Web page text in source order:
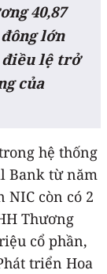
40,87
lớn
điều lệ trở
của
hệ thống
Bank từ năm
NIC còn có 2
Thương
cổ phần,
triển Hoa